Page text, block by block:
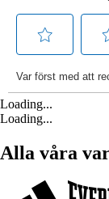
Loading...
Loading...
Alla våra